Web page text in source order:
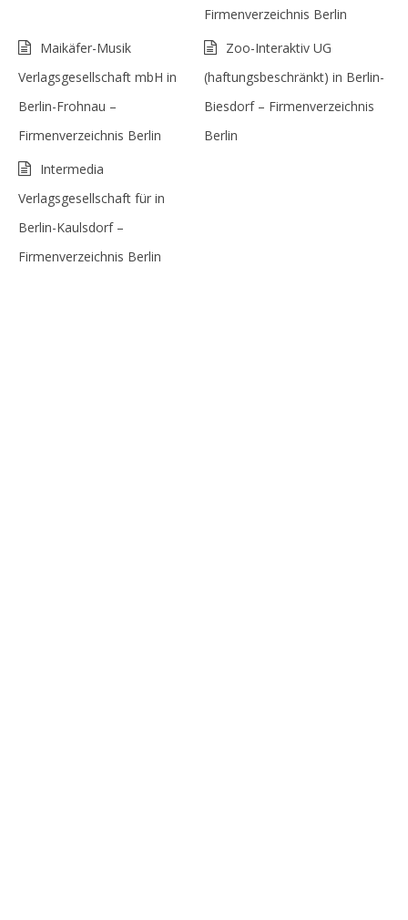
Firmenverzeichnis Berlin
Maikäfer-Musik
Verlagsgesellschaft mbH in
Berlin-Frohnau –
Firmenverzeichnis Berlin
Zoo-Interaktiv UG
(haftungsbeschränkt) in Berlin-
Biesdorf – Firmenverzeichnis
Berlin
Intermedia
Verlagsgesellschaft für in
Berlin-Kaulsdorf –
Firmenverzeichnis Berlin